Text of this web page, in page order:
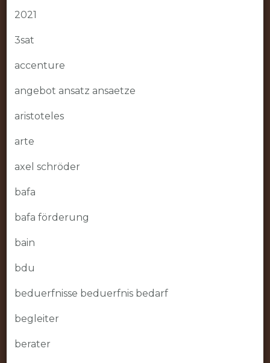
2021
3sat
accenture
angebot ansatz ansaetze
aristoteles
arte
axel schröder
bafa
bafa förderung
bain
bdu
beduerfnisse beduerfnis bedarf
begleiter
berater